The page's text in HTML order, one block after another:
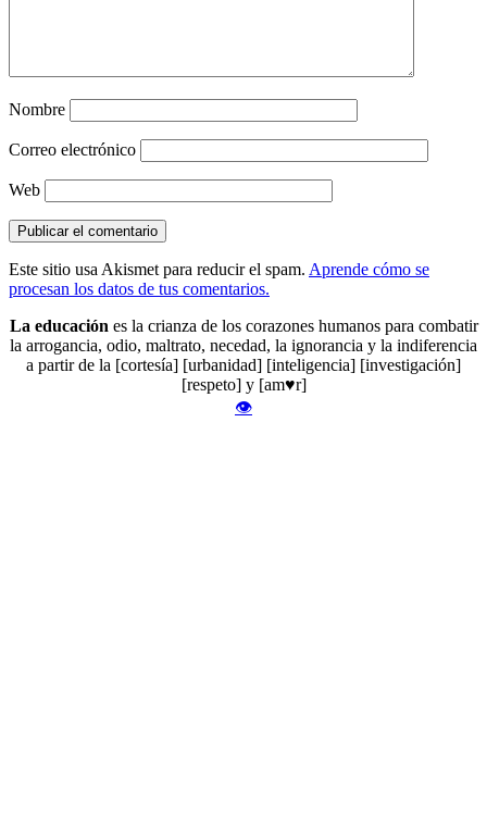
Nombre
Correo electrónico
Web
Este sitio usa Akismet para reducir el spam. Aprende cómo se
procesan los datos de tus comentarios.
La educaciónes la crianza de los corazones humanos para combatir
la arrogancia, odio, maltrato, necedad, la ignorancia y la indiferencia
a partir de la [cortesía] [urbanidad] [inteligencia] [investigación]
[respeto] y [am♥r]
👁